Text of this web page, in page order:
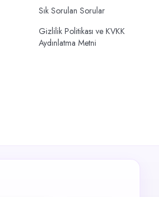
Sık Sorulan Sorular
Gizlilik Politikası ve KVKK
Aydınlatma Metni